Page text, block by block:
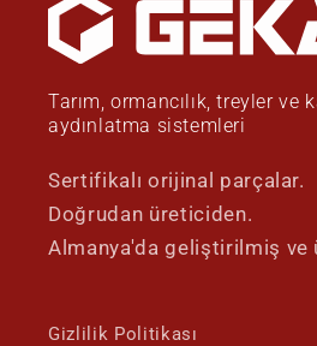
Tarım, ormancılık, treyler ve
aydınlatma sistemleri
Sertifikalı orijinal parçalar.
Doğrudan üreticiden.
Almanya'da geliştirilmiş ve
Gizlilik Politikası